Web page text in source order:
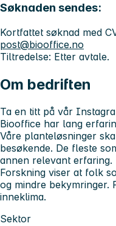
Søknaden sendes:
Kortfattet søknad med
post@biooffice.no
Tiltredelse: Etter avtale.
Om bedriften
Ta en titt på vår
Biooffice har lang
Våre planteløsninger
besøkende. De fleste
annen relevant erfaring.
Forskning viser at folk
og mindre bekymringer.
inneklima.
Sektor